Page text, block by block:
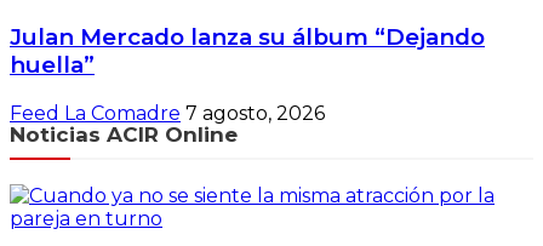
Julan Mercado lanza su álbum “Dejando
huella”
Feed La Comadre 7 agosto, 2026
Noticias ACIR Online